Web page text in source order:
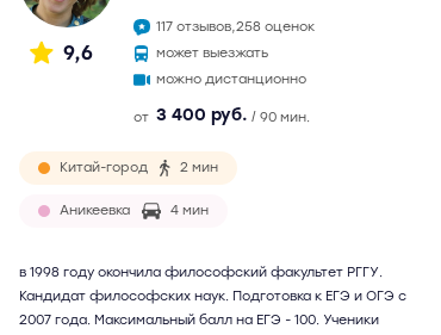
9,6
117 отзывов,258 оценок
может выезжать
можно дистанционно
от 3 400 руб. / 90 мин.
Китай-город 2 мин
Аникеевка 4 мин
в 1998 году окончила философский факультет РГГУ.
Кандидат философских наук. Подготовка к ЕГЭ и ОГЭ с
2007 года. Максимальный балл на ЕГЭ - 100. Ученики